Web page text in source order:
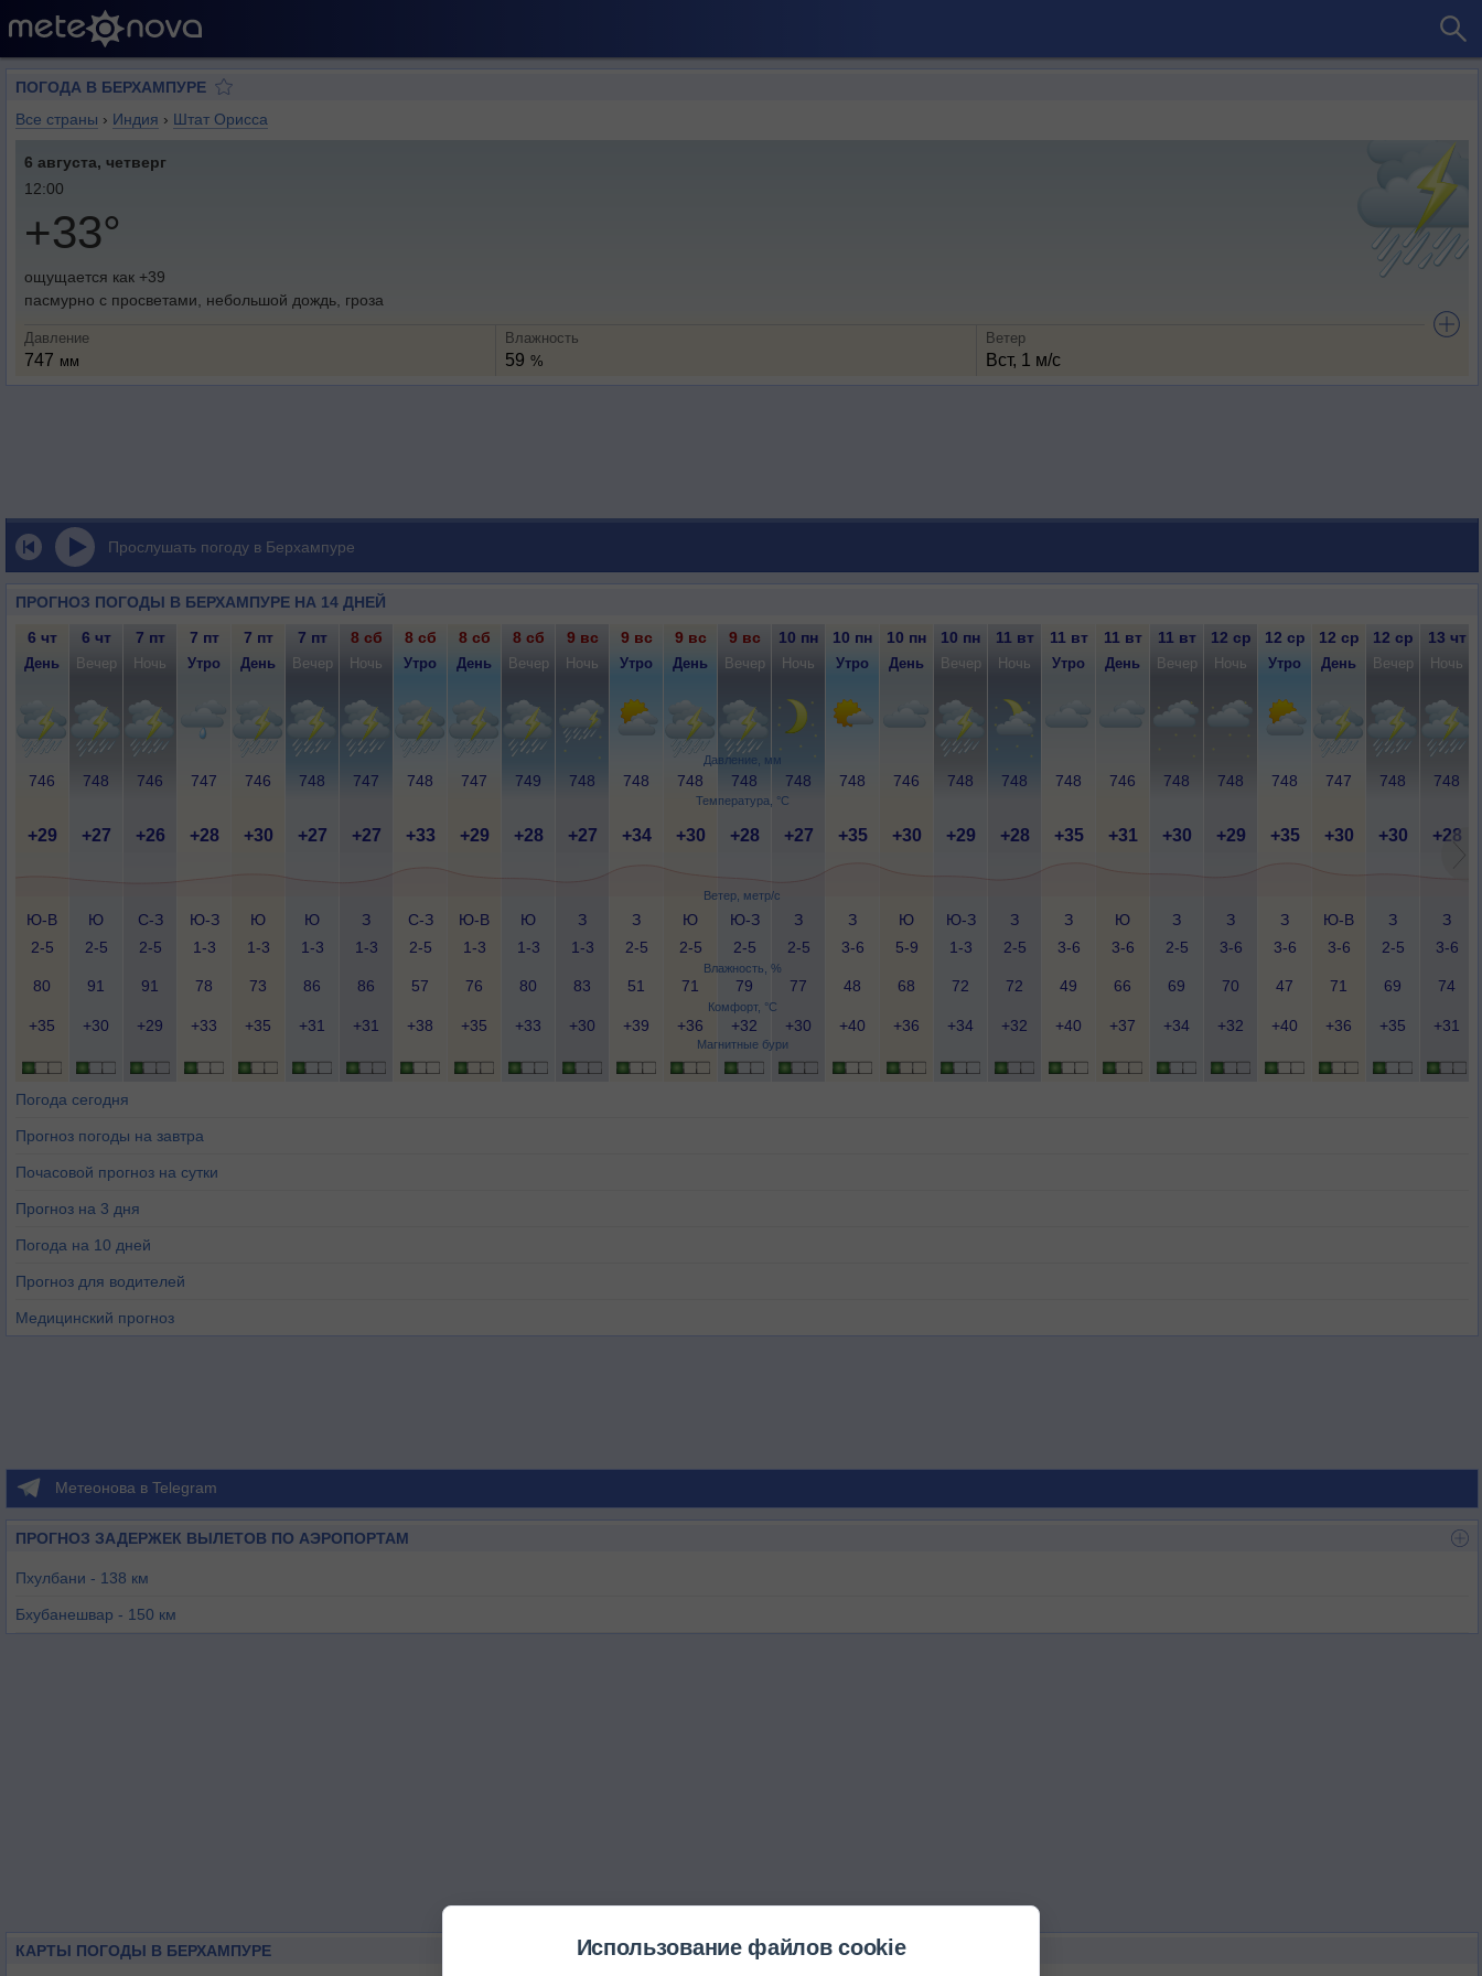
ПОГОДА В БЕРХАМПУРЕ
Все страны › Индия › Штат Орисса
6 августа, четверг
12:00
+33°
ощущается как +39
пасмурно с просветами, небольшой дождь, гроза
Давление
747 мм
Влажность
59 %
Ветер
Вст, 1 м/с
Прослушать погоду в Берхампуре
ПРОГНОЗ ПОГОДЫ В БЕРХАМПУРЕ НА 14 ДНЕЙ
Давление, мм
Температура, °C
Ветер, метр/с
Влажность, %
Комфорт, °C
Магнитные бури
6 чт 6 чт 7 пт 7 пт 7 пт 7 пт 8 сб 8 сб 8 сб 8 сб 9 вс 9 вс 9 вс 9 вс 10 пн 10 пн 10 пн 10 пн 11 вт 11 вт 11 вт 11 вт 12 ср 12 ср 12 ср 12 ср 13 чт
День Вечер Ночь Утро День Вечер Ночь Утро День Вечер Ночь Утро День Вечер Ночь Утро День Вечер Ночь Утро День Вечер Ночь Утро День Вечер Ночь
746 748 746 747 746 748 747 748 747 749 748 748 748 748 748 748 746 748 748 748 746 748 748 748 747 748 748
+29 +27 +26 +28 +30 +27 +27 +33 +29 +28 +27 +34 +30 +28 +27 +35 +30 +29 +28 +35 +31 +30 +29 +35 +30 +30 +28
Ю-В
2-5
Ю
2-5
С-З
2-5
Ю-З
1-3
Ю
1-3
Ю
1-3
З
1-3
С-З
2-5
Ю-В
1-3
Ю
1-3
З
1-3
З
2-5
Ю
2-5
Ю-З
2-5
З
2-5
З
3-6
Ю
5-9
Ю-З
1-3
З
2-5
З
3-6
Ю
3-6
З
2-5
З
3-6
З
3-6
Ю-В
3-6
З
2-5
З
3-6
80 91 91 78 73 86 86 57 76 80 83 51 71 79 77 48 68 72 72 49 66 69 70 47 71 69 74
+35 +30 +29 +33 +35 +31 +31 +38 +35 +33 +30 +39 +36 +32 +30 +40 +36 +34 +32 +40 +37 +34 +32 +40 +36 +35 +31
Погода сегодня
Прогноз погоды на завтра
Почасовой прогноз на сутки
Прогноз на 3 дня
Погода на 10 дней
Прогноз для водителей
Медицинский прогноз
Метеонова в Telegram
ПРОГНОЗ ЗАДЕРЖЕК ВЫЛЕТОВ ПО АЭРОПОРТАМ
Пхулбани - 138 км
Бхубанешвар - 150 км
КАРТЫ ПОГОДЫ В БЕРХАМПУРЕ
Использование файлов cookie